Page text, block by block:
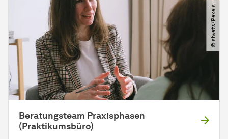
© shvets​/​Pexels
Beratungsteam Praxisphasen
(Praktikumsbüro)